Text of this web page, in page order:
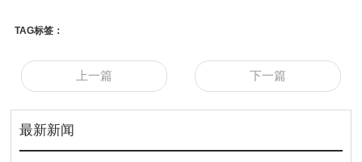
TAG标签：
上一篇 下一篇
最新新闻